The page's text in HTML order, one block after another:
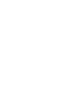
luksuznih